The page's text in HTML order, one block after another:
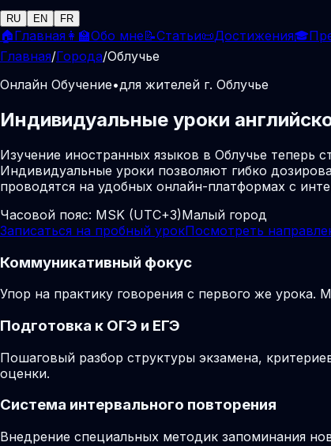
RU EN FR
🏠Главная 👩‍🏫Обо мне📝Статьи📜Достижения🎓
Главная/Города/Облучье
Онлайн Обучение•для жителей г. Облучье
Индивидуальные уроки
Изучение иностранных языков в Облучье теперь
Индивидуальные уроки позволяют гибко
проводятся на удобных онлайн-платформах с
Часовой пояс: MSK (UTC+3)Малый город
Записаться на пробный урокПосмотреть
Коммуникативный фокус
Упор на практику говорения с первого же
Подготовка к ОГЭ и ЕГЭ
Пошаговый разбор структуры экзамена,
оценки.
Система интервального повторения
Внедрение специальных методик запоминания